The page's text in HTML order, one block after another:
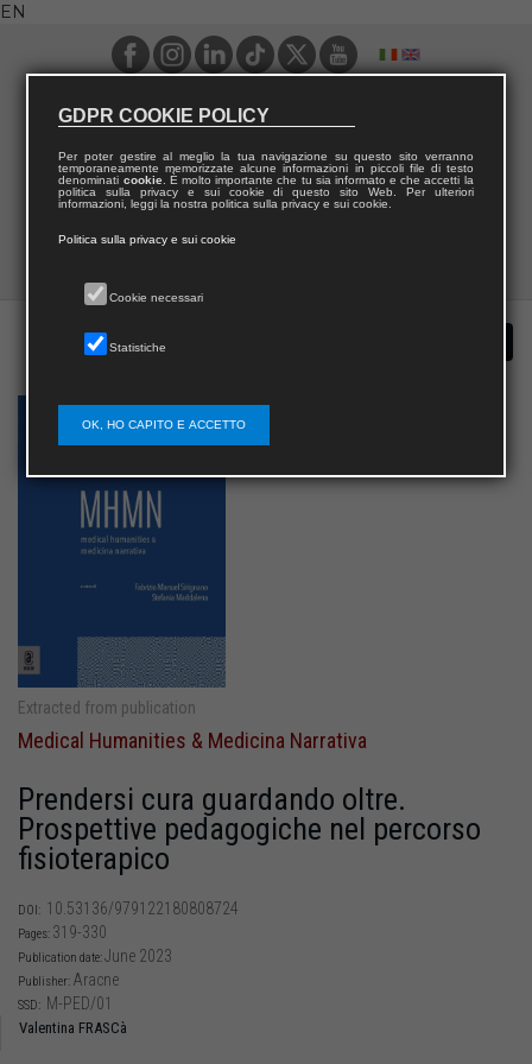
EN
Extracted from publication
Medical Humanities & Medicina Narrativa
Prendersi cura guardando oltre.
Prospettive pedagogiche nel percorso
fisioterapico
DOI: 10.53136/979122180808724
Pages: 319-330
Publication date:June 2023
Publisher: Aracne
SSD: M-PED/01
Valentina FRASCà
GDPR COOKIE POLICY
Per poter gestire al meglio la tua navigazione su questo sito verranno
temporaneamente memorizzate alcune informazioni in piccoli file di testo
denominati cookie. È molto importante che tu sia informato e che accetti la
politica sulla privacy e sui cookie di questo sito Web. Per ulteriori
informazioni, leggi la nostra politica sulla privacy e sui cookie.
Politica sulla privacy e sui cookie
Cookie necessari
Statistiche
OK, HO CAPITO E ACCETTO